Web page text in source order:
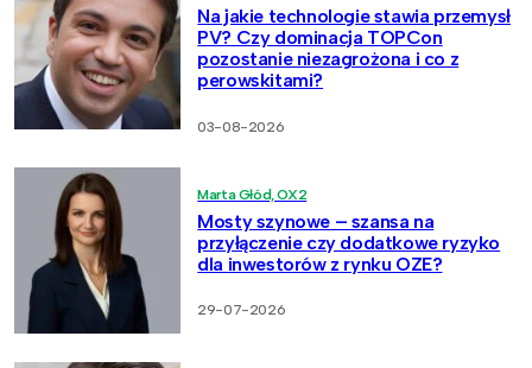
Na jakie technologie stawia przemysł
PV? Czy dominacja TOPCon
pozostanie niezagrożona i co z
perowskitami?
03-08-2026
Marta Głód, OX2
Mosty szynowe – szansa na
przyłączenie czy dodatkowe ryzyko
dla inwestorów z rynku OZE?
29-07-2026